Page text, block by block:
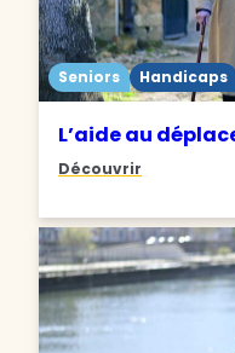
Seniors Handicaps
L’aide au
Découvrir